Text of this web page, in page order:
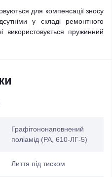
для компенсації зносу
у складі ремонтного
пружинний
Графітононаповнений
поліамід (PA, 610-ЛГ-5)
Лиття під тиском